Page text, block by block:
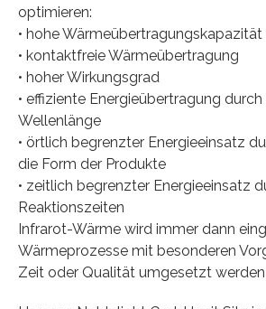
optimieren:
• hohe Wärmeübertragungskapazität
• kontaktfreie Wärmeübertragung
• hoher Wirkungsgrad
• effiziente Energieübertragung
Wellenlänge
• örtlich begrenzter Energieeinsatz
die Form der Produkte
• zeitlich begrenzter Energieeinsatz
Reaktionszeiten
Infrarot-Wärme wird immer dann
Wärmeprozesse mit besonderen
Zeit oder Qualität umgesetzt